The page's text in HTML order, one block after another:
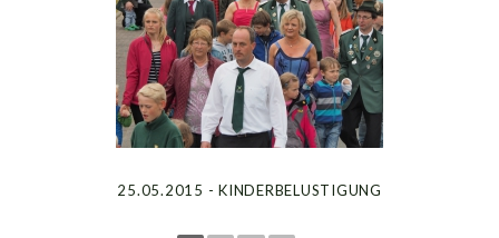
25.05.2015 - KINDERBELUSTIGUNG